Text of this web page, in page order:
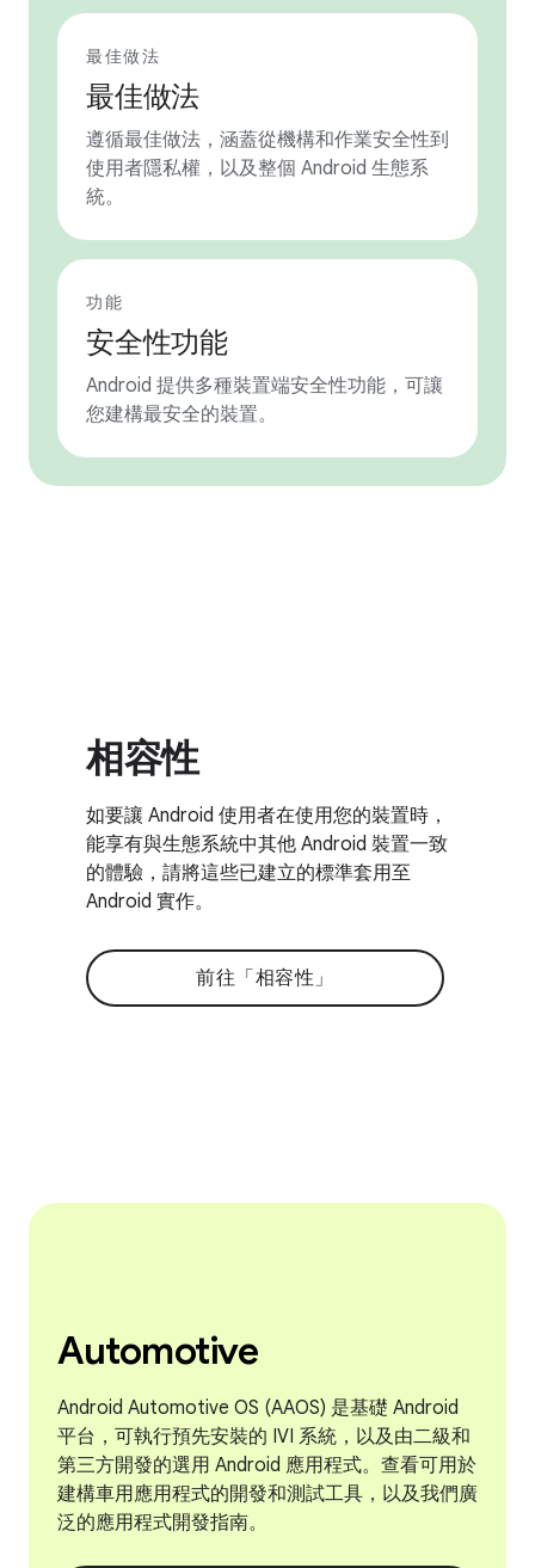
最佳做法
最佳做法
遵循最佳做法，涵蓋從機構和作業安全性到
使用者隱私權，以及整個 Android 生態系
統。
功能
安全性功能
Android 提供多種裝置端安全性功能，可讓
您建構最安全的裝置。
相容性
如要讓 Android 使用者在使用您的裝置時，
能享有與生態系統中其他 Android 裝置一致
的體驗，請將這些已建立的標準套用至
Android 實作。
前往「相容性」
Automotive
Android Automotive OS (AAOS) 是基礎 Android
平台，可執行預先安裝的 IVI 系統，以及由二級和
第三方開發的選用 Android 應用程式。查看可用於
建構車用應用程式的開發和測試工具，以及我們廣
泛的應用程式開發指南。